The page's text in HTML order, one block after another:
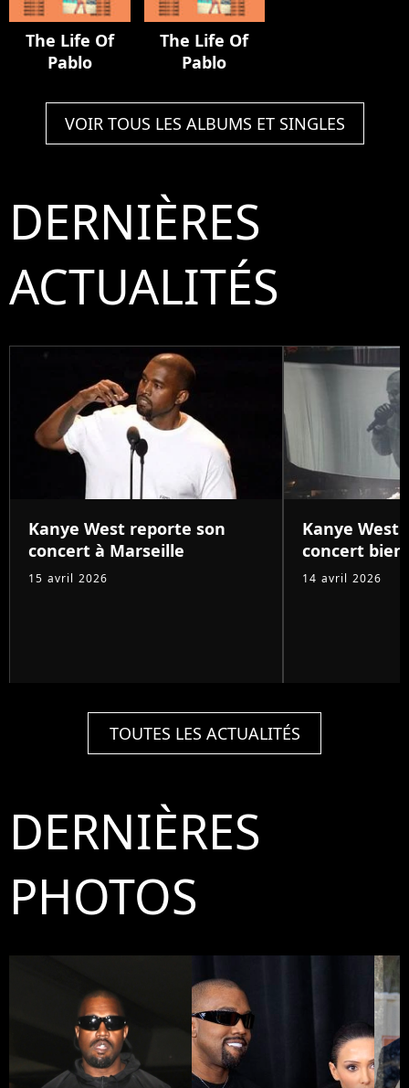
The Life Of
Pablo
The Life Of
Pablo
VOIR TOUS LES ALBUMS ET SINGLES
DERNIÈRES
ACTUALITÉS
Kanye West reporte son
concert à Marseille
15 avril 2026
Kanye West
concert
14 avril 2026
TOUTES LES ACTUALITÉS
DERNIÈRES
PHOTOS